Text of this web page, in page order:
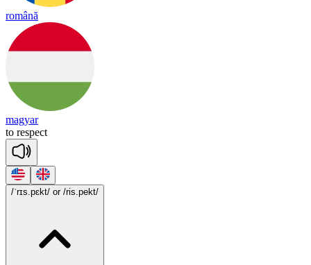
română
magyar
to respect
/ˈrɪs.pɛkt/ or /ris.pekt/